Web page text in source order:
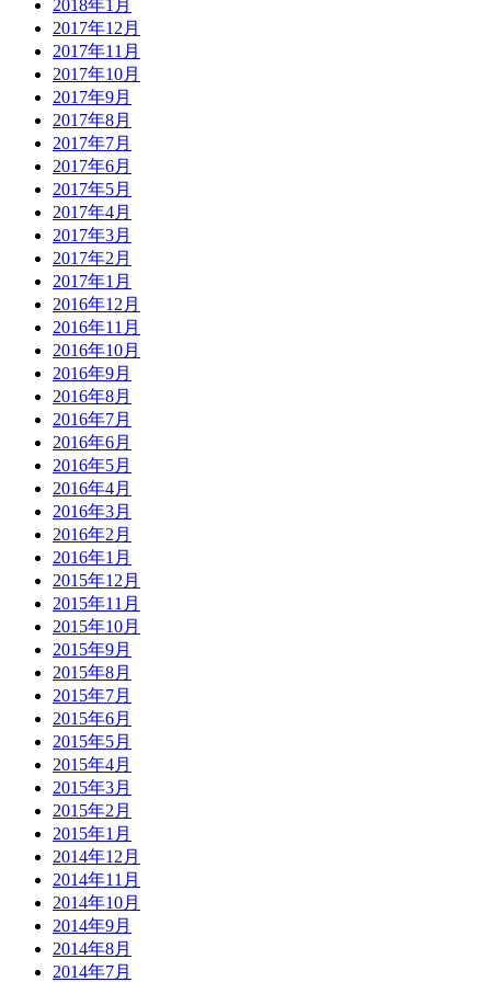
2018年1月
2017年12月
2017年11月
2017年10月
2017年9月
2017年8月
2017年7月
2017年6月
2017年5月
2017年4月
2017年3月
2017年2月
2017年1月
2016年12月
2016年11月
2016年10月
2016年9月
2016年8月
2016年7月
2016年6月
2016年5月
2016年4月
2016年3月
2016年2月
2016年1月
2015年12月
2015年11月
2015年10月
2015年9月
2015年8月
2015年7月
2015年6月
2015年5月
2015年4月
2015年3月
2015年2月
2015年1月
2014年12月
2014年11月
2014年10月
2014年9月
2014年8月
2014年7月